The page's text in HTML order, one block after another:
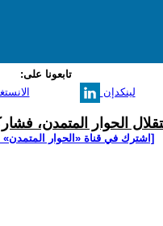
تابعونا على:
لينكدإن
الحوار المتمدن،
[اشترك في قناة ‫«الحوار المتمدن»